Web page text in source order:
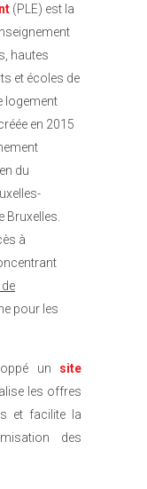
(PLE) est la
hautes
et écoles de
logement
en 2015
du
Bruxelles.
à
pour les
un site
les offres
et facilite la
des